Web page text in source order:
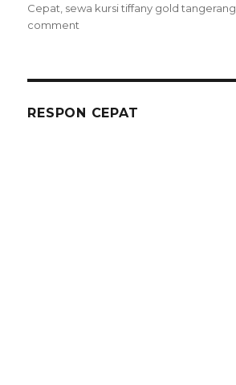
Cepat sewa kursi tiffany gold tangerang
comment
Harga
RESPON CEPAT